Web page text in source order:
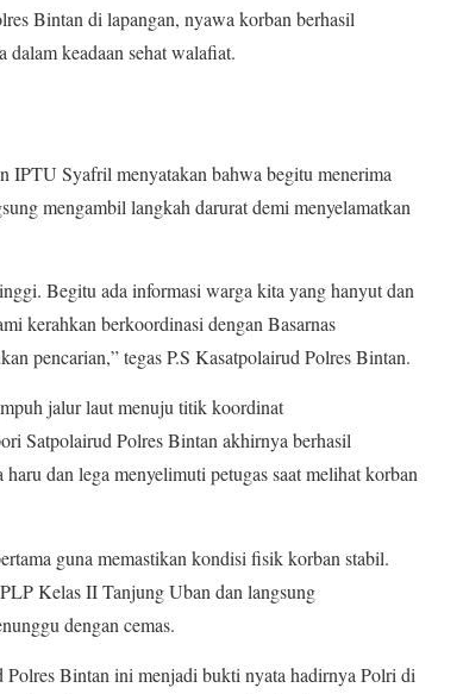
Bintan di lapangan, nyawa korban berhasil
keadaan sehat walafiat.
IPTU Syafril menyatakan bahwa begitu menerima
mengambil langkah darurat demi menyelamatkan
Begitu ada informasi warga kita yang hanyut dan
kerahkan berkoordinasi dengan Basarnas
pencarian,” tegas P.S Kasatpolairud Polres Bintan.
jalur laut menuju titik koordinat
Satpolairud Polres Bintan akhirnya berhasil
dan lega menyelimuti petugas saat melihat korban
guna memastikan kondisi fisik korban stabil.
Kelas II Tanjung Uban dan langsung
dengan cemas.
Bintan ini menjadi bukti nyata hadirnya Polri di